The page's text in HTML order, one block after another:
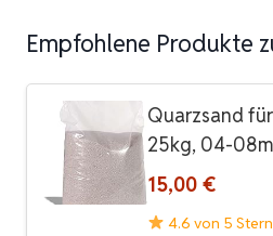
Empfohlene Produkte
Quarzsand
25kg, 04-
15,00 €
4.6 von 5